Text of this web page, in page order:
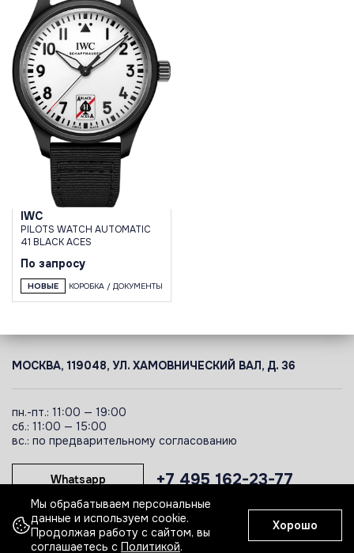
IWC
PILOTS WATCH AUTOMATIC
41 BLACK ACES
По запросу
НОВЫЕ КОРОБКА / ДОКУМЕНТЫ
МОСКВА, 119048, УЛ. ХАМОВНИЧЕСКИЙ ВАЛ, Д. 36
пн.-пт.: 11:00 — 19:00
сб.: 11:00 — 15:00
вс.: по предварительному согласованию
+7 495 162-23-77
Whatsapp
Telegram
Мы обрабатываем персональные
данные и используем cookie.
Продолжая работу с сайтом, вы
соглашаетесь с Политикой.
Хорошо